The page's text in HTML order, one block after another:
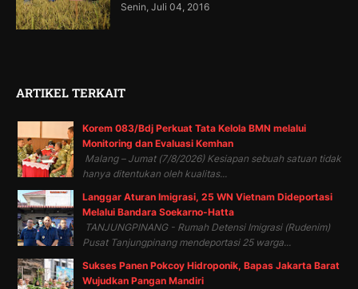
Senin, Juli 04, 2016
ARTIKEL TERKAIT
Korem 083/Bdj Perkuat Tata Kelola BMN melalui
Monitoring dan Evaluasi Kemhan
Malang – Jumat (7/8/2026) Kesiapan sebuah satuan tidak
hanya ditentukan oleh kualitas...
Langgar Aturan Imigrasi, 25 WN Vietnam Dideportasi
Melalui Bandara Soekarno-Hatta
TANJUNGPINANG - Rumah Detensi Imigrasi (Rudenim)
Pusat Tanjungpinang mendeportasi 25 warga...
Sukses Panen Pokcoy Hidroponik, Bapas Jakarta Barat
Wujudkan Pangan Mandiri